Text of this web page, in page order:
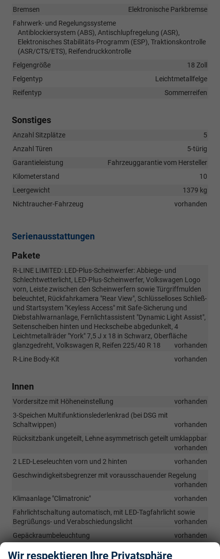
Bremsen
Elektronische Parkbremse
Fahrwerk- und Regelungssysteme
Antiblockiersystem (ABS), Antischlupfregelung (ASR),
Elektronisches Stabilitäts-Programm (ESP), Traktionskontrolle
(ASR/CTS/ETS), Reifendruckkontrolle
Felgengröße
18 Zoll
Felgentyp
Leichtmetallfelge
Reifentyp
Sommerreifen
Sonstiges
Anzahl Sitzplätze
5
Anzahl Türen
5-türig
Garantieleistung
Fahrzeuggarantie vom Hersteller
Kilometerstand
10
Leergewicht
1379 kg
Nichtraucher-Fahrzeug
vorhanden
Serienausstattungen
Pakete
R-LINE LIMITED: LED-Plus-Scheinwerfer: Abbiege- und
Schlechtwetterlicht, LED-Plus-Scheinwerfer, Volkswagen Logo
vorn, Leiste zwischen den Scheinwerfern sowie Türgriffmulden
beleuchtet, Rückfahrkamera "Rear View", Schlüsselloses Schließ-
und Startsystem "Keyless Access" mit Safe-Sicherung und
Diebstahlwarnanlage, Fernlichtassistent "Dynamic Light Assist",
Seitenscheiben hinten und Heckscheibe abgedunkelt, 4
Leichtmetallräder "York" 7,5 J x 18 in Schwarz, Oberfläche
glanzgedreht, Volkswagen R, Reifen 225/40 R 18
vorhanden
R-Line Body-Kit
vorhanden
Innen
Vordersitze mit Höheneinstellung
vorhanden
3-Speichen Multifunktionslederlenkrad (bei DSG mit
Schaltwippen)
vorhanden
Rücksitzbank ungeteilt, Lehne asymmetrisch geteilt umklappbar
vorhanden
2 LED-Leseleuchten vorn und 2 hinten
vorhanden
Geschwindigkeitsbegrenzer mit vorausschauender Regelung
vorhanden
Klimaanlage "Climatronic"
vorhanden
Fahrlichtschaltung automatisch, mit LED-Tagfahrlicht sowie
Begrüßungs- und Verabschiedungslicht
vorhanden
Gepäckraumbeleuchtung
vorhanden
Wir respektieren Ihre Privatsphäre